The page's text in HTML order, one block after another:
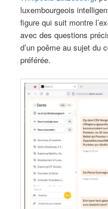
luxembourgeois
figure qui suit montre
avec des questions
d’un poême au sujet du
préférée.